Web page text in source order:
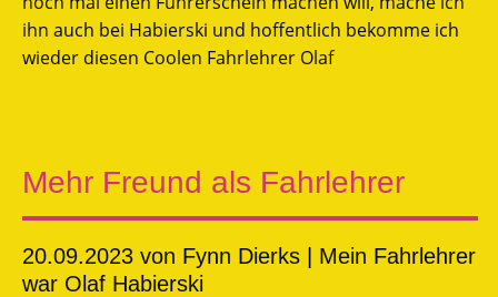
ihn auch bei Habierski und hoffentlich bekomme ich
wieder diesen Coolen Fahrlehrer Olaf
Mehr Freund als Fahrlehrer
20.09.2023 von Fynn Dierks | Mein Fahrlehrer
war Olaf Habierski